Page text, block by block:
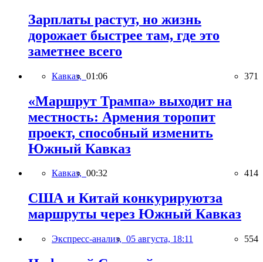
Зарплаты растут, но жизнь
дорожает быстрее там, где это
заметнее всего
Кавказ, 01:06 371
«Маршрут Трампа» выходит на
местность: Армения торопит
проект, способный изменить
Южный Кавказ
Кавказ, 00:32 414
США и Китай конкурируютза
маршруты через Южный Кавказ
Экспресс-анализ, 05 августа, 18:11 554